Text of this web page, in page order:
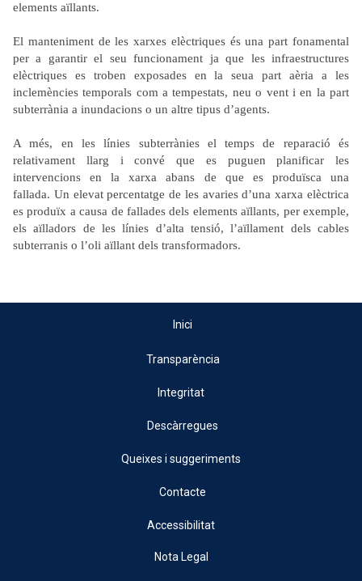
elements aïllants.
El manteniment de les xarxes elèctriques és una part fonamental
per a garantir el seu funcionament ja que les infraestructures
elèctriques es troben exposades en la seua part aèria a les
inclemències temporals com a tempestats, neu o vent i en la part
subterrània a inundacions o un altre tipus d’agents.
A més, en les línies subterrànies el temps de reparació és
relativament llarg i convé que es puguen planificar les
intervencions en la xarxa abans de que es produïsca una
fallada. Un elevat percentatge de les avaries d’una xarxa elèctrica
es produïx a causa de fallades dels elements aïllants, per exemple,
els aïlladors de les línies d’alta tensió, l’aïllament dels cables
subterranis o l’oli aïllant dels transformadors.
Inici
Transparència
Integritat
Descàrregues
Queixes i suggeriments
Contacte
Accessibilitat
Nota Legal